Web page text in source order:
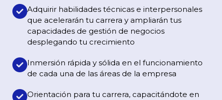
Adquirir habilidades técnicas e interpersonales
que acelerarán tu carrera y ampliarán tus
capacidades de gestión de negocios
desplegando tu crecimiento
Inmersión rápida y sólida en el funcionamiento
de cada una de las áreas de la empresa
Orientación para tu carrera, capacitándote en